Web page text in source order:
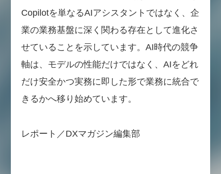
Copilotを単なるAIアシスタントではなく、企
業の業務基盤に深く関わる存在として進化さ
せていることを示しています。AI時代の競争
軸は、モデルの性能だけではなく、AIをどれ
だけ安全かつ実務に即した形で業務に統合で
きるかへ移り始めています。
レポート／DXマガジン編集部